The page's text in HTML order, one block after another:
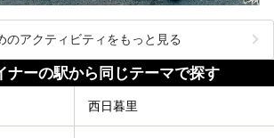
のアクティビティをもっと見る
ナーの駅から同じテーマで探す
西日暮里